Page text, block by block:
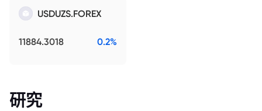
USDUZS.FOREX
11884.3018 0.2%
研究